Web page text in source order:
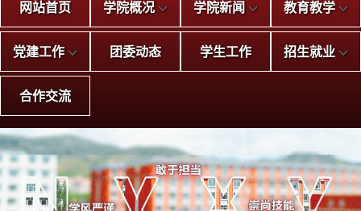
网站首页 学院概况 学院新闻 教育教学
党建工作 团委动态 学生工作 招生就业
合作交流